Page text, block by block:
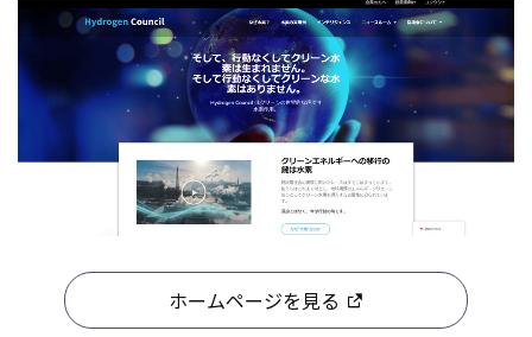
ホームページを見る